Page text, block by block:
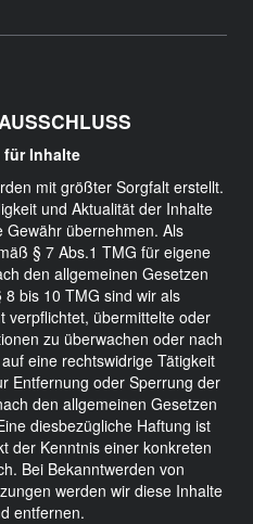
für Inhalte
mit größter Sorgfalt erstellt.
und Aktualität der Inhalte
übernehmen. Als
§ 7 Abs.1 TMG für eigene
den allgemeinen Gesetzen
bis 10 TMG sind wir als
verpflichtet, übermittelte oder
zu überwachen oder nach
eine rechtswidrige Tätigkeit
Entfernung oder Sperrung der
den allgemeinen Gesetzen
diesbezügliche Haftung ist
der Kenntnis einer konkreten
Bei Bekanntwerden von
werden wir diese Inhalte
entfernen.